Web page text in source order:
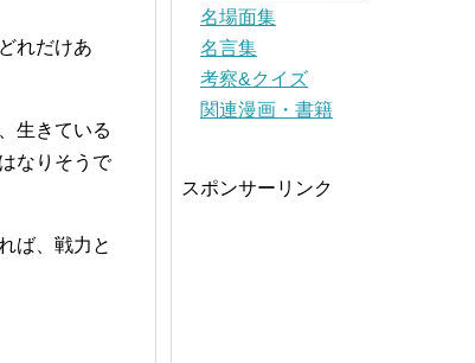
れだけあ
生きている
なりそうで
ば、戦力と
名場面集
名言集
考察&クイズ
関連漫画・書籍
スポンサーリンク